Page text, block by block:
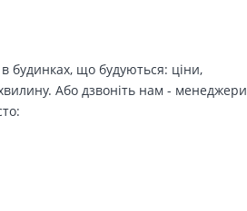
будинках, що будуються: ціни,
Або дзвоніть нам - менеджери